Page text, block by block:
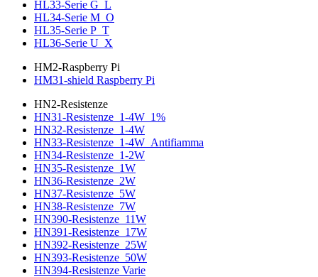
HL33-Serie G_L
HL34-Serie M_O
HL35-Serie P_T
HL36-Serie U_X
HM2-Raspberry Pi
HM31-shield Raspberry Pi
HN2-Resistenze
HN31-Resistenze_1-4W_1%
HN32-Resistenze_1-4W
HN33-Resistenze_1-4W_Antifiamma
HN34-Resistenze_1-2W
HN35-Resistenze_1W
HN36-Resistenze_2W
HN37-Resistenze_5W
HN38-Resistenze_7W
HN390-Resistenze_11W
HN391-Resistenze_17W
HN392-Resistenze_25W
HN393-Resistenze_50W
HN394-Resistenze Varie